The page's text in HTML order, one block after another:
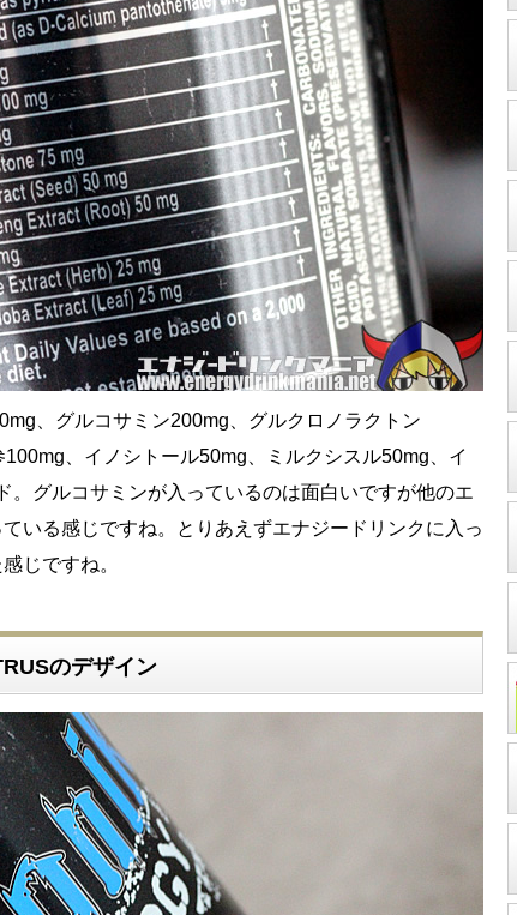
、グルコサミン200mg、グルクロノラクトン
、イノシトール50mg、ミルクシスル50mg、イ
。グルコサミンが入っているのは面白いですが他のエ
いる感じですね。とりあえずエナジードリンクに入っ
じですね。
のデザイン